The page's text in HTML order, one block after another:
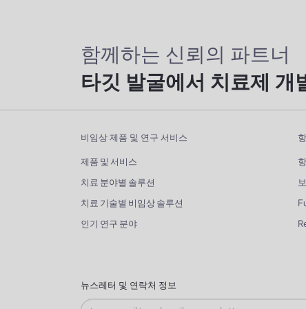
함께하는 신뢰의 파트너
타깃 발굴에서 치료제 개
비임상 제품 및 연구 서비스
제품 및 서비스
치료 분야별 솔루션
치료 기술별 비임상 솔루션
인기 연구 분야
뉴스레터 및 연락처 정보